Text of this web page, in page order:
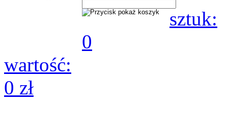
sztuk:
0
wartość:
0 zł